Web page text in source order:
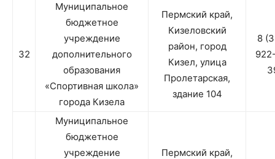
32
Муниципальное
бюджетное
учреждение
дополнительного
образования
«Спортивная школа»
города Кизела
Пермский край,
Кизеловский
район, город
Кизел, улица
Пролетарская,
здание 104
8
Муниципальное
бюджетное
учреждение
Пермский край,